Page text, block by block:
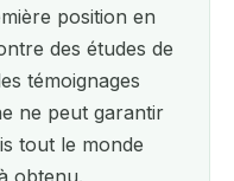
position en
des études de
témoignages
ne peut garantir
tout le monde
obtenu.